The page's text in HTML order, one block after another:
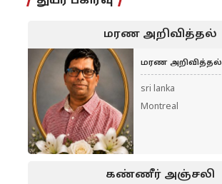
மரண அறிவித்தல்
மரண அறிவித்தல்
sri lanka
Montreal
கண்ணீர் அஞ்சலி